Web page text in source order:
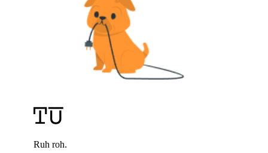
Ruh roh.